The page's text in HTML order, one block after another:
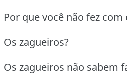
Por que você não fez com
Os zagueiros?
Os zagueiros não sabem